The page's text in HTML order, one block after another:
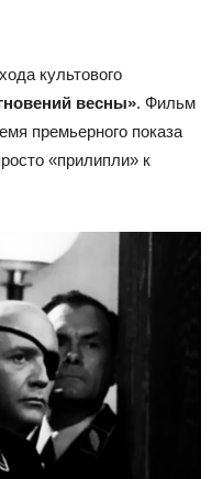
культового
весны». Фильм
премьерного показа
«прилипли» к